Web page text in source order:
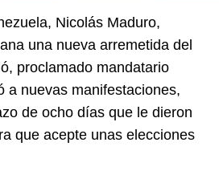
Nicolás Maduro,
una nueva arremetida del
proclamado mandatario
a nuevas manifestaciones,
de ocho días que le dieron
que acepte unas elecciones